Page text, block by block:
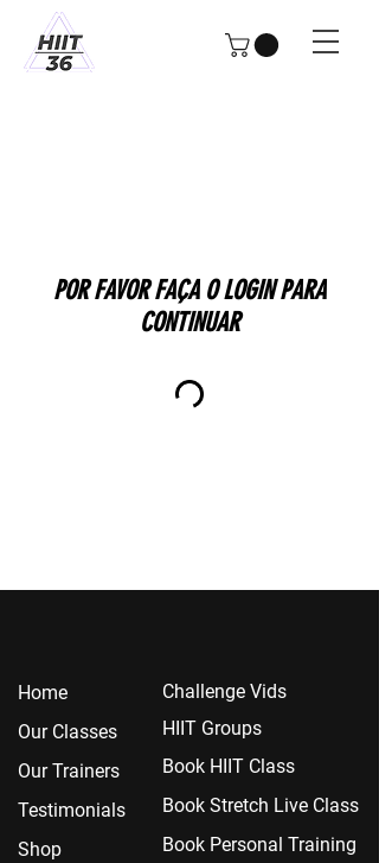
POR FAVOR FAÇA O LOGIN PARA
CONTINUAR
Home
Our Classes
Our Trainers
Testimonials
Shop
Chall enge Vids
HIIT Groups
Book HIIT Class
Book Stretch Live Class
Book Personal Training